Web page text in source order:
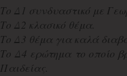
Το Δ1 συνδυαστικό με
Το Δ2 κλασικό θέμα.
Το Δ3 θέμα για καλά
Το Δ4 ερώτημα το οποίο
Παιδείας.